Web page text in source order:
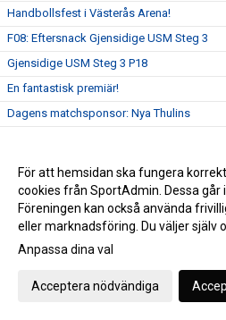
Handbollsfest i Västerås Arena!
F08: Eftersnack Gjensidige USM Steg 3
Gjensidige USM Steg 3 P18
En fantastisk premiär!
Dagens matchsponsor: Nya Thulins
Pojkar 18: Gjensidige USM steg 3
Välkommen till Västerås Arena på lördag!
A-pojk vidare till morgondagens
För att hemsidan ska fungera
cookies från SportAdmin. Dessa går
Föreningen kan också använda
eller marknadsföring. Du väljer själv
Anpassa dina val
Acceptera nödvändiga